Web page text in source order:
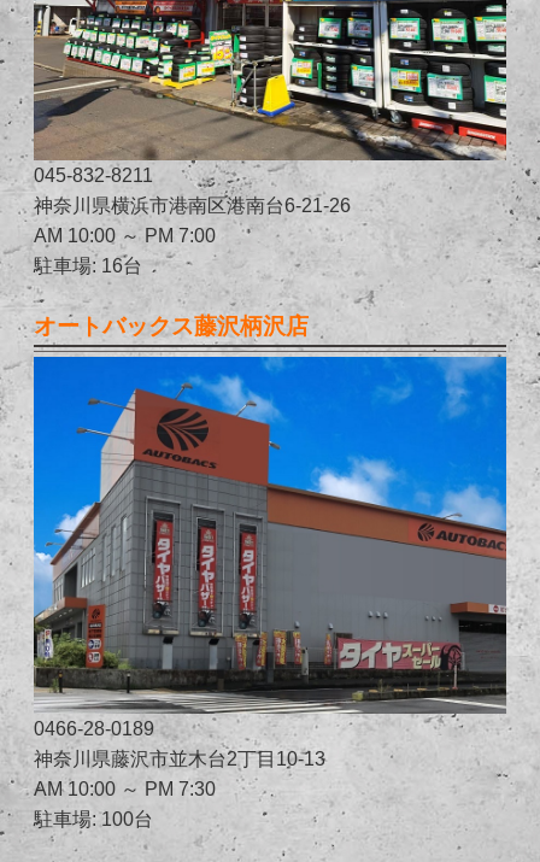
045-832-8211
神奈川県横浜市港南区港南台6-21-26
AM 10:00 ～ PM 7:00
駐車場: 16台
オートバックス藤沢柄沢店
0466-28-0189
神奈川県藤沢市並木台2丁目10-13
AM 10:00 ～ PM 7:30
駐車場: 100台